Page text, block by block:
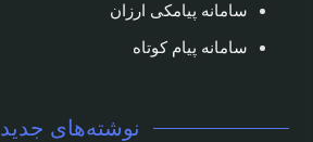
سامانه پیامکی ارزان
سامانه پیام کوتاه
نوشته‌های جدید